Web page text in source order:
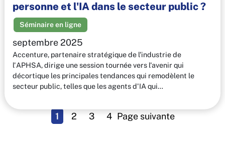
personne et l'IA dans le secteur public ?
Séminaire en ligne
septembre 2025
Accenture, partenaire stratégique de l'industrie de
l'APHSA, dirige une session tournée vers l'avenir qui
décortique les principales tendances qui remodèlent le
secteur public, telles que les agents d'IA qui…
1 2 3 4 Page suivante